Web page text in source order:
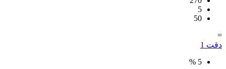
5
50
=
دقت 1
5
%